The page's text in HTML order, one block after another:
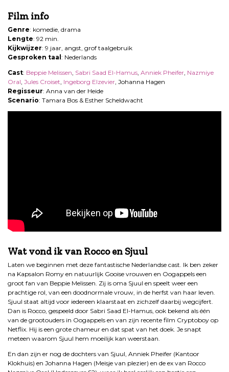
Film info
Genre: komedie, drama
Lengte: 92 min.
Kijkwijzer: 9 jaar, angst, grof taalgebruik
Gesproken taal: Nederlands
Cast: Beppie Melissen Sabri Saad El-Hamus Anniek Pheifer Nazmiye
Oral Jules Croiset Ingeborg Elzevier , Johanna Hagen
Regisseur: Anna van der Heide
Scenario: Tamara Bos & Esther Scheldwacht
Wat vond ik van Rocco en Sjuul
Laten we beginnen met deze fantastische Nederlandse cast. Ik ben zeker
na Kapsalon Romy en natuurlijk Gooise vrouwen en Oogappels een
groot fan van Beppie Melissen. Zij is oma Sjuul en speelt weer een
prachtige rol, van een doodnormale vrouw, in de herfst van haar leven.
Sjuul staat altijd voor iedereen klaarstaat en zichzelf daarbij wegcijfert.
Dan is Rocco, gespeeld door Sabri Saad El-Hamus, ook bekend als één
van de grootouders in Oogappels en van zijn recente film Cryptoboy op
Netflix. Hij is een grote chameur en dat spat van het doek. Je snapt
meteen waarom Sjuul hem moeilijk kan weerstaan.
En dan zijn er nog de dochters van Sjuul, Anniek Pheifer (Kantoor
Klokhuis) en Johanna Hagen (Meisje van plezier) en de ex van Rocco